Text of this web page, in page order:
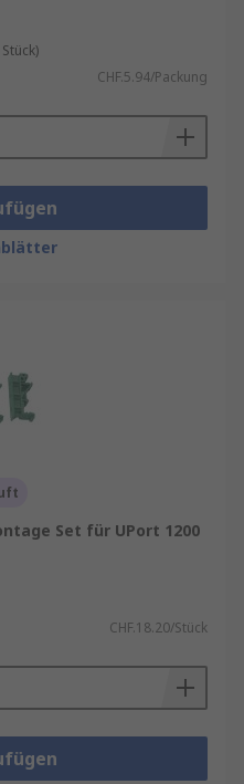
CHF.5.94/Packung
Set für UPort 1200
CHF.18.20/Stück